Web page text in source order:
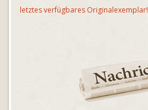
letztes verfügbares Originalexemplar!